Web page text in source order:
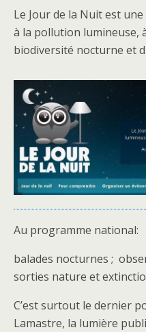
Le Jour de la Nuit est
à la pollution lumineuse,
biodiversité nocturne et
Au programme national:
balades nocturnes ;
sorties nature et
C’est surtout le dernier
Lamastre, la lumière